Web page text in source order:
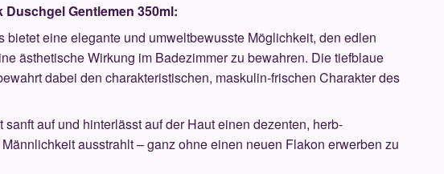
Gentlemen 350ml:
eine elegante und umweltbewusste Möglichkeit, den edlen
ästhetische Wirkung im Badezimmer zu bewahren. Die tiefblaue
dabei den charakteristischen, maskulin-frischen Charakter des
auf und hinterlässt auf der Haut einen dezenten, herb-
ausstrahlt – ganz ohne einen neuen Flakon erwerben zu